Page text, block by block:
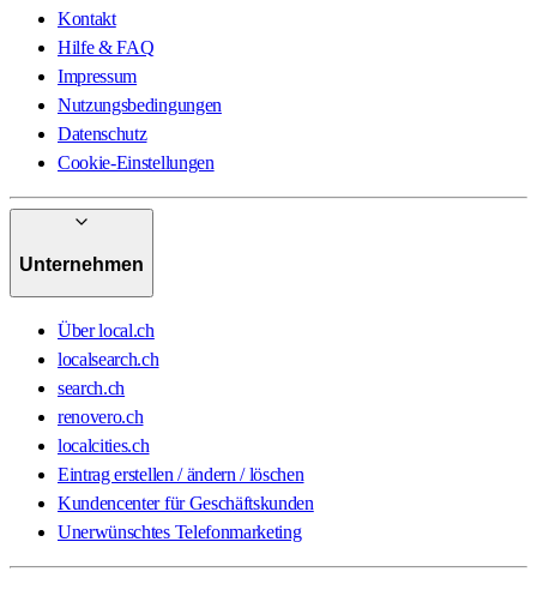
Kontakt
Hilfe & FAQ
Impressum
Nutzungsbedingungen
Datenschutz
Cookie-Einstellungen
Unternehmen
Über local.ch
localsearch.ch
search.ch
renovero.ch
localcities.ch
Eintrag erstellen / ändern / löschen
Kundencenter für Geschäftskunden
Unerwünschtes Telefonmarketing